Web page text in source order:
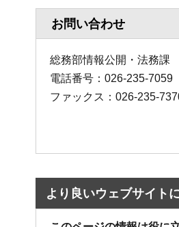
お問い合わせ
総務部情報公開・法務課
電話番号：026-235-7059
ファックス：026-235-
より良いウェブサイト